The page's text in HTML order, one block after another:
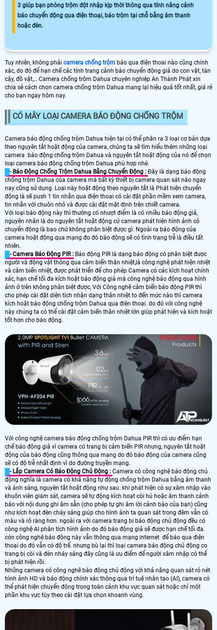
3 giúp bạn phòng trộm đột nhập kịp thời thông qua tính năng cảnh
báo chuyển động qua điện thoại, báo trộm tại chỗ bằng âm thanh
hoặc đèn.
Tuy nhiên, không phải camera chống trộm báo qua điện thoai nào cũng chính
xác, do đó để hạn chế các tính trang cảnh báo chuyển động giả do con vật, tán
cây, đồ vật,… Camera chống trộm Dahua chuyên nghiệp An Thành Phát xin
chia sẻ cách chọn camera chống trộm Dahua mang lại hiệu quả tốt nhất, giá rẻ
cho bạn ngay hôm nay.
CÓ MÂY LOẠI CAMERA BÁO ĐỘNG CHỐNG TRỘM
Camera báo động chống trộm Dahua hiện tại có thể phân ra 3 loại cơ bản dựa
theo nguyên tắt hoặt động của camera, chúng ta sẽ tìm hiểu thêm những loại
camera báo động chống trộm Dahua và nguyên tắt hoặt động của nó để chọn
loại camera báo động chống trộm Dahua phù hợp nhé.
- Báo Động Chống Trộm Dahua Bằng Chuyển Động : Đây là dạng báo động
chống trộm Dahua của camera mà bất kỳ thiết bị camera quan sát nào ngay
nay cũng sử dụng. Loại này hoặt động theo nguyên tắt là Phát hiện chuyển
động là sẽ push 1 tin nhắn qua điện thoại có cài đặt phần mềm xem camera,
tin nhắn với chuôn nhỏ và được cài đặt mặt định trên chiết camera.
Với loại báo động này thì thường có nhượt điểm là có nhiều báo động giả,
nguyên nhân là do nguyên tắt hoặt động cứ camera phát hiện hình ảnh có
chuyển động là bao chứ không phân biệt được gì. Ngoài ra báo động của
camera hoặt động qua mạng đo đó báo động sẽ có tình trạng trễ là điều tất
nhiên.
- Camera Báo Động PIR : Báo động PIR là dạng báo động có phân biệt được
người và động vật thông qua cảm biến thân nhiệt,là công nghệ phát hiện nhiệt
và cảm biến nhiệt, được phát triển để cho phép Camera có các kích hoạt chính
xác, hạn chế tối đa kích hoặt báo động giả mà công nghệ báo động qua hình
ảnh ở trên không phân biệt được, Với Công nghệ cảm biến báo động PIR thì
cho phép cài đặt diện tích nhận dạng thân nhiệt to đến mức nào thì camera
kích hoặt báo động chống trộm Dahua qua điện thoại. do đó với công nghệ
này chúng ta có thể cài đặt cảm biến thân nhiệt lớn giúp phát hiện và kích hoặt
tốt hơn cho báo động.
Với công nghệ camera báo động chống trộm Dahua PIR thì có ưu điểm hạn
chế báo động giả vì camera có trang bị cảm biến PIR nhưng, nguyên tắt hoặt
động của báo động cũng thông qua mạng do đó báo động của camera cũng
sẽ có độ trễ nhất định vì do đường truyền mạng.
- Lắp Camera Có Báo Động Chủ Động : Camera có công nghệ báo động chủ
động nghĩa là camera có khả năng tự động chống trộm Dahua bằng âm thanh
và ánh sáng, nguyên tắt hoặt động như sau. khi phát hiện có sự xâm nhập vào
khuôn viên giám sát, camera sẽ tự động kích hoạt còi hú hoặc âm thanh cảnh
báo với nội dung ghi âm sẵn (cho phép tự ghi âm lời cảnh báo của bạn) cũng
như kích hoạt đèn cháy sáng giúp cho hình ảnh ta quan sát trong đêm vẫn có
màu và rỏ ràng hơn. ngoài ra với camera trang bị báo động chủ động đều có
công nghệ AI phân tích hình ảnh do đó báo động giả sẽ được hạn chế tối đa.
cón công nghệ báo động này vẫn thông qua mạng internet để báo qua điện
thoại do đó vẫn có độ trể. nhưng bù lại thì loại camera báo động chủ động co
trang bị còi và đèn nháy sáng đây cũng là ưu điểm để người xâm nhập có thể
bị phát hiện rồi.
Những camera có công nghê báo động chủ động với khả năng quan sát rỏ nét
hình ảnh HD và báo động chính xác thông qua trí tuệ nhân tạo (AI), camera có
thể phát hiện chuyển động trong toàn cảnh khu vực quan sát hoặc chỉ một
phần khu vực tùy theo cài đặt lựa chọn khoanh vùng.